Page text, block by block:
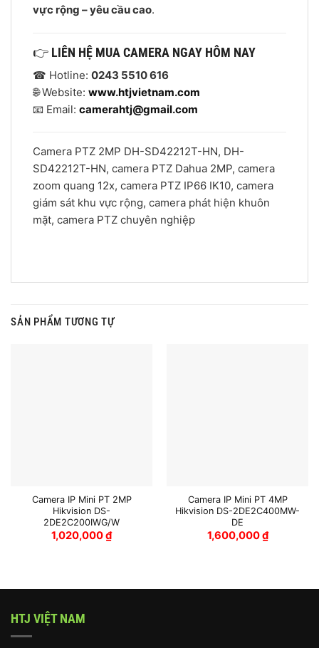
vực rộng – yêu cầu cao.
👉 LIÊN HỆ MUA CAMERA NGAY HÔM NAY
☎ Hotline: 0243 5510 616
🌐 Website: www.htjvietnam.com
📧 Email: camerahtj@gmail.com
Camera PTZ 2MP DH-SD42212T-HN, DH-
SD42212T-HN, camera PTZ Dahua 2MP, camera
zoom quang 12x, camera PTZ IP66 IK10, camera
giám sát khu vực rộng, camera phát hiện khuôn
mặt, camera PTZ chuyên nghiệp
SẢN PHẨM TƯƠNG TỰ
Camera IP Mini PT 2MP
Hikvision DS-
2DE2C200IWG/W
1,020,000₫
Camera IP Mini PT 4MP
Hikvision DS-2DE2C400MW-
DE
1,600,000₫
HTJ VIỆT NAM